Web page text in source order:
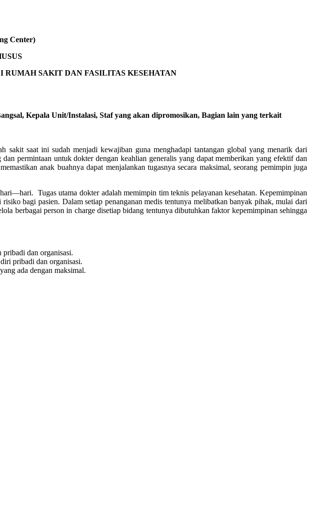
Center)
SAKIT DAN FASILITAS KESEHATAN
Kepala Unit/Instalasi, Staf yang akan dipromosikan, Bagian lain yang terkait
sakit saat ini sudah menjadi kewajiban guna menghadapi tantangan global yang menarik dari
permintaan untuk dokter dengan keahlian generalis yang dapat memberikan yang efektif dan
anak buahnya dapat menjalankan tugasnya secara maksimal, seorang pemimpin juga
Tugas utama dokter adalah memimpin tim teknis pelayanan kesehatan. Kepemimpinan
bagi pasien. Dalam setiap penanganan medis tentunya melibatkan banyak pihak, mulai dari
berbagai person in charge disetiap bidang tentunya dibutuhkan faktor kepemimpinan sehingga
pribadi dan organisasi.
pribadi dan organisasi.
ada dengan maksimal.